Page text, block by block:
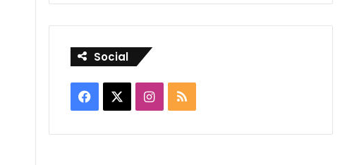
Social
Facebook Instagram
RSS